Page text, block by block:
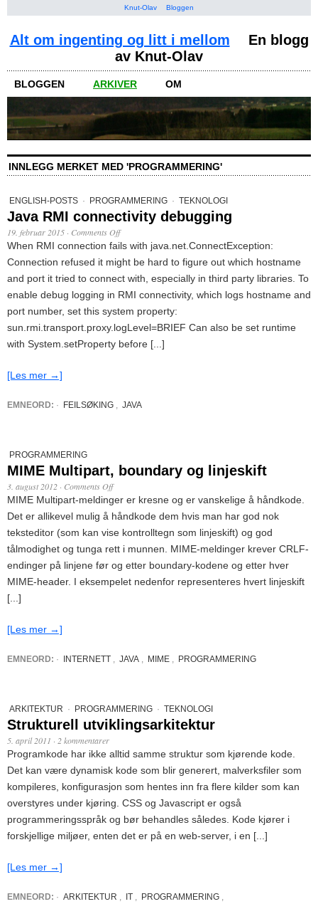
Knut-Olav Bloggen
Alt om ingenting og litt i mellom
En blogg
av Knut-Olav
BLOGGEN ARKIVER OM
INNLEGG MERKET MED 'PROGRAMMERING'
ENGLISH-POSTS · PROGRAMMERING · TEKNOLOGI
Java RMI connectivity debugging
19. februar 2015 · Comments Off
When RMI connection fails with java.net.ConnectException:
Connection refused it might be hard to figure out which hostname
and port it tried to connect with, especially in third party libraries. To
enable debug logging in RMI connectivity, which logs hostname and
port number, set this system property:
sun.rmi.transport.proxy.logLevel=BRIEF Can also be set runtime
with System.setProperty before [...]
[Les mer →]
EMNEORD: · FEILSØKING JAVA
PROGRAMMERING
MIME Multipart, boundary og linjeskift
3. august 2012 · Comments Off
MIME Multipart-meldinger er kresne og er vanskelige å håndkode.
Det er allikevel mulig å håndkode dem hvis man har god nok
teksteditor (som kan vise kontrolltegn som linjeskift) og god
tålmodighet og tunga rett i munnen. MIME-meldinger krever CRLF-
endinger på linjene før og etter boundary-kodene og etter hver
MIME-header. I eksempelet nedenfor representeres hvert linjeskift
[...]
[Les mer →]
EMNEORD: · INTERNETT JAVA MIME PROGRAMMERING
ARKITEKTUR · PROGRAMMERING · TEKNOLOGI
Strukturell utviklingsarkitektur
5. april 2011 · 2 kommentarer
Programkode har ikke alltid samme struktur som kjørende kode.
Det kan være dynamisk kode som blir generert, malverksfiler som
kompileres, konfigurasjon som hentes inn fra flere kilder som kan
overstyres under kjøring. CSS og Javascript er også
programmeringsspråk og bør behandles således. Kode kjører i
forskjellige miljøer, enten det er på en web-server, i en [...]
[Les mer →]
EMNEORD: · ARKITEKTUR IT PROGRAMMERING